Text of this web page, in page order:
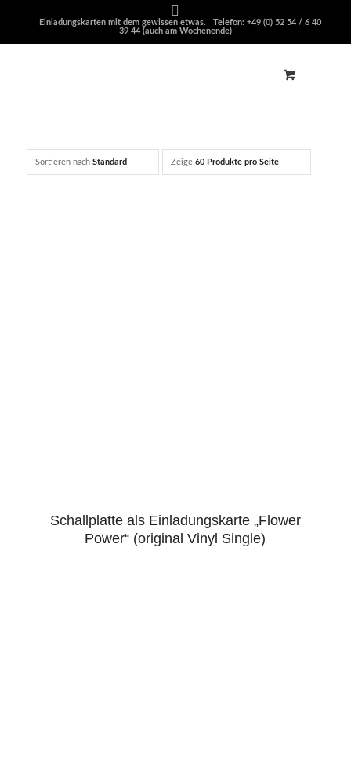
Einladungskarten mit dem gewissen etwas. Telefon: +49 (0) 52 54 / 6 40
39 44 (auch am Wochenende)
Sortieren nach Standard Zeige 60 Produkte pro Seite
4.43
Schallplatte als Einladungskarte „Flower
Power“ (original Vinyl Single)